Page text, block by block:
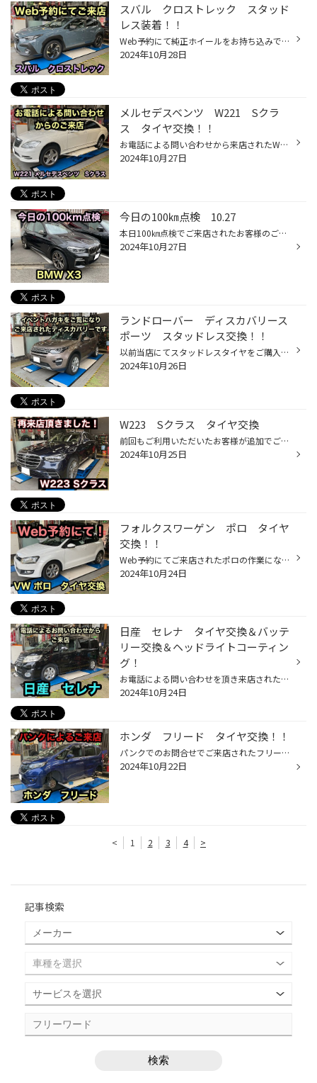
スバル クロストレック スタッド
レス装着！！
Web予約にて純正ホイールをお持ち込みでご来店されたクロストレックになります。 装着タイヤはSUV用スタッドレスDM-V3です。 今の時期ですとまだ繁忙期前なので、すぐに作業も終わりますのでオススメです！ ご来店ありがとうございます。 ～当店でのお支払い方法～ 現金 各種クレジットカード PayPa...
2024年10月28日
メルセデスベンツ W221 Sクラ
ス タイヤ交換！！
お電話による問い合わせから来店されたW221 Sクラスです。 最近この車を購入されたそうですが、生憎溝が無い状態。 元々レグノを装着されていた事もあり、現行モデルに交換となりました。 外したタイヤの肩口にブロック崩れが見られましたので、 アライメント作業も追加となりました。 ご来店ありが...
2024年10月27日
今日の100㎞点検 10.27
本日100㎞点検でご来店されたお客様のご感想です。 100キロ点検とは・・・ 新品タイヤへご交換頂いたお客様に対して行っている作業です。 新品タイヤは馴染む過程で空気圧が低下してしまう恐れがあります。 そのまま走行をされてしまうと異常摩耗や燃費の悪化に繋がる為、 再度空気圧の測定と調整を...
2024年10月27日
ランドローバー ディスカバリース
ポーツ スタッドレス交換！！
以前当店にてスタッドレスタイヤをご購入頂いたお客様が ハガキをご覧になり来店されました。 スタッドレスを通年使用されている割には溝が残っているのですが、 年数が経過しており弾力も失われている事から交換となりました。 タイヤは引き続きDM-V3を装着です。 外したタイヤに偏摩耗の傾向が見...
2024年10月26日
W223 Sクラス タイヤ交換
前回もご利用いただいたお客様が追加でご注文いただきました。 前回はリヤタイヤを交換して、今回はフロントタイヤの交換です。 今回装着するのはメルセデス承認のMOE-Sタイヤです。 純正装着のMO、ランフラットタイヤ相当のE、サイレントSです。 ばっちり仕上げさせて頂きました。。 ～当店でのお...
2024年10月25日
フォルクスワーゲン ポロ タイヤ
交換！！
Web予約にてご来店されたポロの作業になります。 １６万キロ以上走られている、中々のロングディスタンスな車両です。 今回装着する新品タイヤと並べると一目瞭然な見た目ですね。 ブリヂストンの限られた店舗でしか手に入らない、デイトン DT３０になります。 今では少なくなったローテーション（...
2024年10月24日
日産 セレナ タイヤ交換＆バッテ
リー交換＆ヘッドライトコーティン
グ！
お電話による問い合わせを頂き来店されたセレナの作業になります。 装着されていたバッテリーは５年前のもので、上がってしまう危険性を考慮し交換となりました。 新調されたバッテリーはパナソニックのカオスです。 容量もアップし、より安心安全な仕様です。 最近の車に共通した悩み、ヘッドライ...
2024年10月24日
ホンダ フリード タイヤ交換！！
パンクでのお問合せでご来店されたフリードになります。 タイヤを外すと内側に大きなボルトが刺さっており・・・ バラしてみるとその巨大さは想像以上でした。 幸いホイールには干渉しておらず、タイヤ交換で問題は解決出来そうです。 ニューノをご指定でしたので装着させて頂きました。 大事に至ら...
2024年10月22日
< 1 2 3 4 >
記事検索